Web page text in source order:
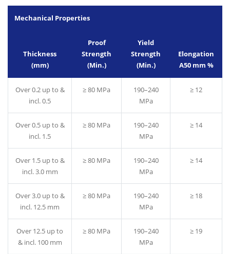
Mechanical Properties
Thickness
(mm)
Proof
Strength
(Min.)
Yield
Strength
(Min.)
Elongation
A50 mm %
Over 0.2 up to &
incl. 0.5
≥ 80 MPa
190–240
MPa
≥ 12
Over 0.5 up to &
incl. 1.5
≥ 80 MPa
190–240
MPa
≥ 14
Over 1.5 up to &
incl. 3.0 mm
≥ 80 MPa
190–240
MPa
≥ 14
Over 3.0 up to &
incl. 12.5 mm
≥ 80 MPa
190–240
MPa
≥ 18
Over 12.5 up to
& incl. 100 mm
≥ 80 MPa
190–240
MPa
≥ 19